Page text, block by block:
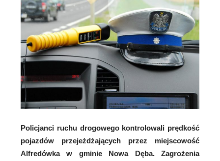
Policjanci ruchu drogowego kontrolowali prędkość
pojazdów przejeżdżających przez miejscowość
Alfredówka w gminie Nowa Dęba. Zagrożenia